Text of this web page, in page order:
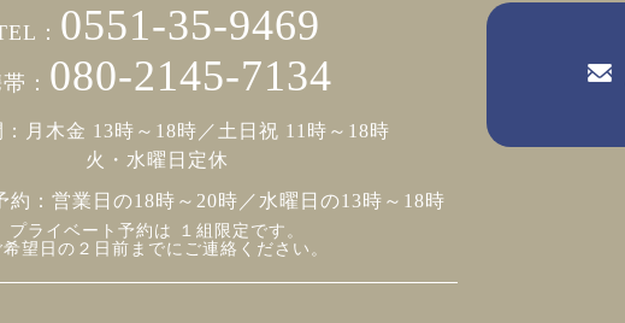
： 0551-35-9469
： 080-2145-7134
月木金 13時～18時／土日祝 11時～18時
火・水曜日定休
： 営業日の18時～20時／水曜日の13時～18時
プライベート予約は １組限定です。
希望日の２日前までにご連絡ください。